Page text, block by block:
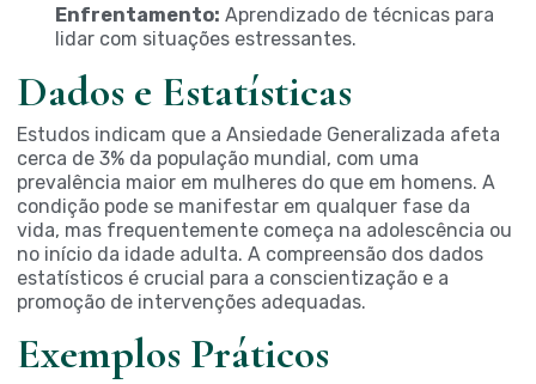
Enfrentamento: Aprendizado de técnicas para
lidar com situações estressantes.
Dados e Estatísticas
Estudos indicam que a Ansiedade Generalizada afeta
cerca de 3% da população mundial, com uma
prevalência maior em mulheres do que em homens. A
condição pode se manifestar em qualquer fase da
vida, mas frequentemente começa na adolescência ou
no início da idade adulta. A compreensão dos dados
estatísticos é crucial para a conscientização e a
promoção de intervenções adequadas.
Exemplos Práticos